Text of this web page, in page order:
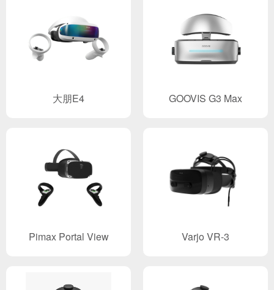
大朋E4 GOOVIS G3 Max
Pimax Portal View Varjo VR-3